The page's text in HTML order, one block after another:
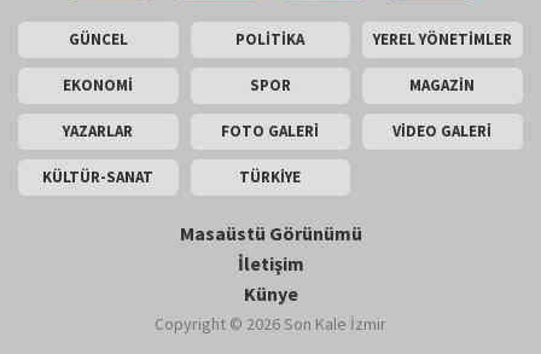
GÜNCEL POLİTİKA YEREL YÖNETİMLER
EKONOMİ SPOR MAGAZİN
YAZARLAR FOTO GALERİ VİDEO GALERİ
KÜLTÜR-SANAT TÜRKİYE
Masaüstü Görünümü
İletişim
Künye
Copyright © 2026 Son Kale İzmir